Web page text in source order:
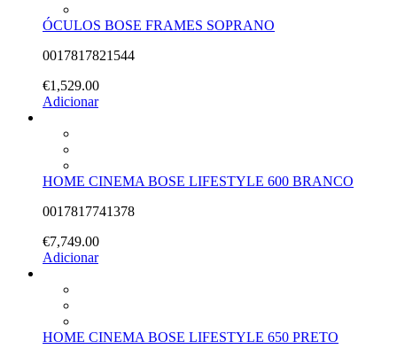
ÓCULOS BOSE FRAMES SOPRANO
0017817821544
€1,529.00
Adicionar
HOME CINEMA BOSE LIFESTYLE 600 BRANCO
0017817741378
€7,749.00
Adicionar
HOME CINEMA BOSE LIFESTYLE 650 PRETO